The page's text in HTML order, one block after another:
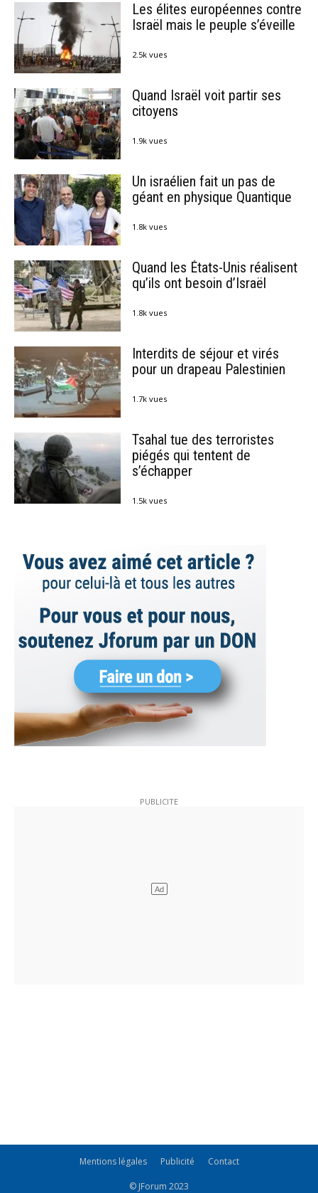
Les élites européennes contre
Israël mais le peuple s’éveille
2.5k vues
Quand Israël voit partir ses
citoyens
1.9k vues
Un israélien fait un pas de
géant en physique Quantique
1.8k vues
Quand les États-Unis réalisent
qu’ils ont besoin d’Israël
1.8k vues
Interdits de séjour et virés
pour un drapeau Palestinien
1.7k vues
Tsahal tue des terroristes
piégés qui tentent de
s’échapper
1.5k vues
Mentions légales Publicité Contact
© JForum 2023